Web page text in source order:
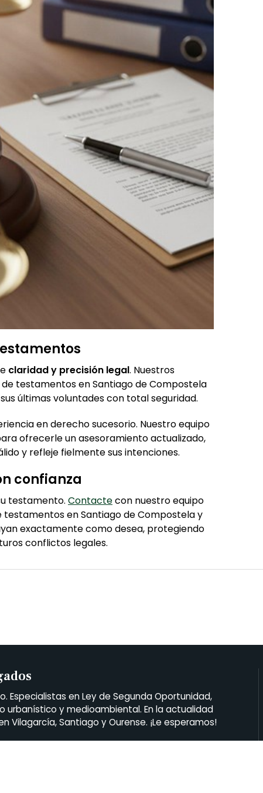
claridad y precisión legal. Nuestros
testamentos en Santiago de Compostela
últimas voluntades con total seguridad.
en derecho sucesorio. Nuestro equipo
ofrecerle un asesoramiento actualizado,
y refleje fielmente sus intenciones.
confianza
testamento. Contactecon nuestro equipo
en Santiago de Compostela y
exactamente como desea, protegiendo
conflictos legales.
Especialistas en Ley de Segunda Oportunidad,
urbanístico y medioambiental. En la actualidad
Santiago y Ourense. ¡Le esperamos!